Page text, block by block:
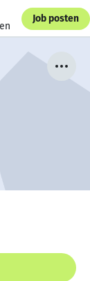
Job posten